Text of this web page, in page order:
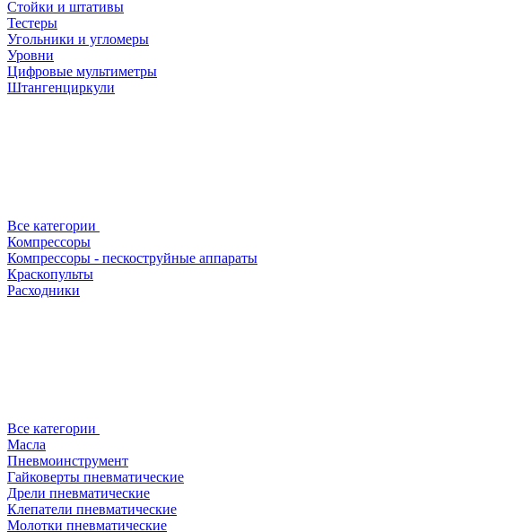
Стойки и штативы
Тестеры
Угольники и угломеры
Уровни
Цифровые мультиметры
Штангенциркули
Все категории
Компрессоры
Компрессоры - пескоструйные аппараты
Краскопульты
Расходники
Все категории
Масла
Пневмоинструмент
Гайковерты пневматические
Дрели пневматические
Клепатели пневматические
Молотки пневматические